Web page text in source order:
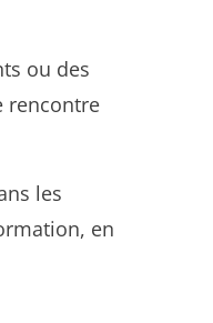
ou des
rencontre
les
en